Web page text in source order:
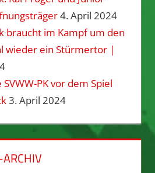
4. April 2024
braucht im Kampf um den
wieder ein Stürmertor |
PK vor dem Spiel
3. April 2024